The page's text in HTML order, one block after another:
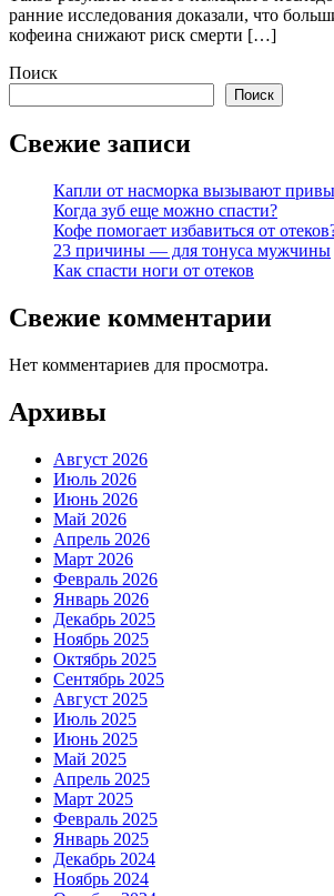
ранние исследования доказали, что
кофеина снижают риск смерти […]
Поиск
Поиск
Свежие записи
Капли от насморка вызывают
Когда зуб еще можно спасти?
Кофе помогает избавиться от
23 причины — для тонуса мужчины
Как спасти ноги от отеков
Свежие комментарии
Нет комментариев для просмотра.
Архивы
Август 2026
Июль 2026
Июнь 2026
Май 2026
Апрель 2026
Март 2026
Февраль 2026
Январь 2026
Декабрь 2025
Ноябрь 2025
Октябрь 2025
Сентябрь 2025
Август 2025
Июль 2025
Июнь 2025
Май 2025
Апрель 2025
Март 2025
Февраль 2025
Январь 2025
Декабрь 2024
Ноябрь 2024